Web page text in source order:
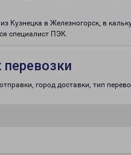
Кузнецка в Железногорск, в
специалист ПЭК.
перевозки
город доставки, тип